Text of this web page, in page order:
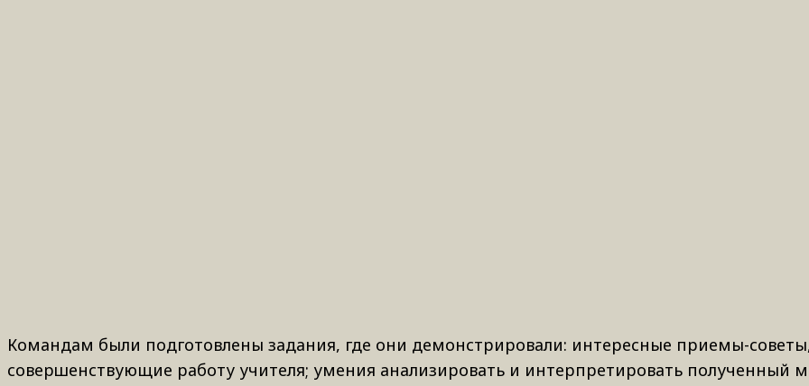
Командам были подготовлены задания, где они демонстрировали: интересные приемы-
совершенствующие работу учителя; умения анализировать и интерпретировать полученный